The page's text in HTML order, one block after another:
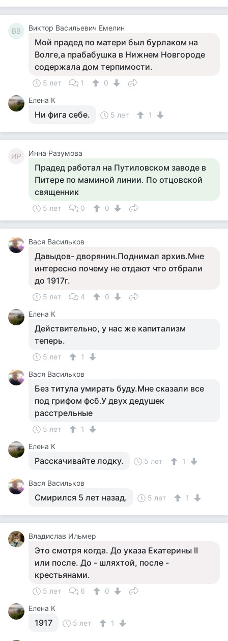
ВВ Виктор Васильевич Емелин
Мой прадед по матери был бурлаком на
Волге,а прабабушка в Нижнем Новгороде
содержала дом терпимости.
5 лет 1
0
Елена К
Ни фига себе. 5 лет 1
ИР Инна Разумова
Прадед работал на Путиловском заводе в
Питере по маминой линии. По отцовской
священник
5 лет 0 0
Вася Васильков
Давыдов- дворянин.Поднимал архив.Мне
интересно почему не отдают что отбрали
до 1917г.
5 лет 4
0
Елена К
Действительно, у нас же капитализм
теперь.
5 лет
1
Вася Васильков
Без титула умирать буду.Мне сказали все
под грифом фсб.У двух дедушек
расстрельные
5 лет
1
Елена К
Расскачивайте лодку. 5 лет 1
Вася Васильков
Смирился 5 лет назад. 5 лет 1
Владислав Ильмер
Это смотря когда. До указа Екатерины II
или после. До - шляхтой, после -
крестьянами.
5 лет 6
0
Елена К
1917 5 лет 1